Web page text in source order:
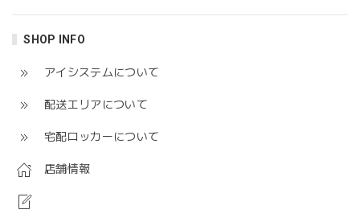
SHOP INFO
アイシステムについて
配送エリアについて
宅配ロッカーについて
店舗情報